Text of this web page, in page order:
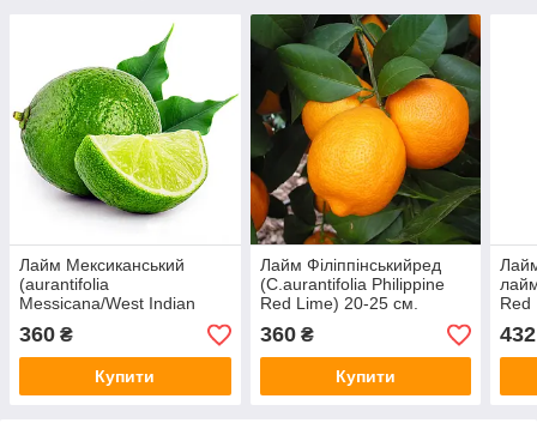
Лайм Мексиканський
(aurantifolia
Messicana/West Indian
lime.) до 20 см. Кімнатний
360 ₴
Купити
Лайм Філіппінськийред
(C.aurantifolia Philippine
Red Lime) 20-25 см.
Кімнатний
360₴
Купити
Red
432